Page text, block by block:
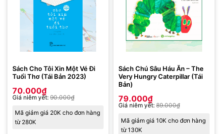
Sách Cho Tôi Xin Một Vé Đi
Tuổi Thơ (Tái Bản 2023)
70.000₫
Giá niêm yết: 90.000₫
Mã giảm giá 20K cho đơn hàng
từ 280K
Sách Chú Sâu Háu Ăn – The
Very Hungry Caterpillar (Tái
Bản)
79.000₫
Giá niêm yết: 89.000₫
Mã giảm giá 10K cho đơn hàng
từ 130K